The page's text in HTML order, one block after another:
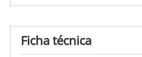
Ficha técnica